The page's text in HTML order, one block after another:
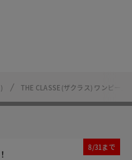
THE CLASSE(ザクラス) ワンピース
8/31まで